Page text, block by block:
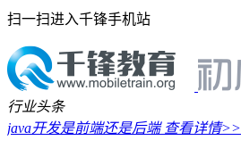
扫一扫进入千锋手机站
行业头条
java开发是前端还是后端 查看详情>>